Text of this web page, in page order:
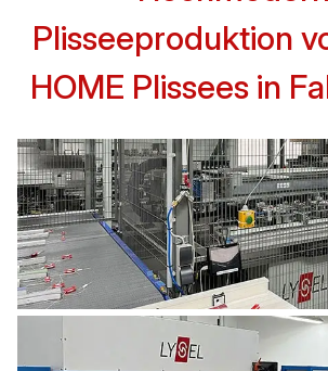
Plisseeproduktion
HOME Plissees in